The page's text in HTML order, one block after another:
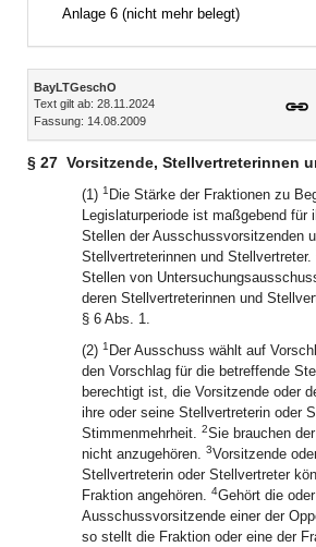
Anlage 6 (nicht mehr belegt)
Inhalt
BayLTGeschO
Text gilt ab: 28.11.2024
Fassung: 14.08.2009
§ 27 Vorsitzende, Stellvertreterinnen
(1) 1 Die Stärke der Fraktionen zu
Legislaturperiode ist maßgebend für
Stellen der Ausschussvorsitzenden
Stellvertreterinnen und Stellvertreter.
Stellen von
deren Stellvertreterinnen und
§ 6 Abs. 1.
(2) 1 Der Ausschuss wählt auf
den Vorschlag für die betreffende
berechtigt ist, die Vorsitzende oder
ihre oder seine Stellvertreterin oder
Stimmenmehrheit. 2Sie brauchen
nicht anzugehören. 3Vorsitzende
Stellvertreterin oder Stellvertreter
Fraktion angehören. 4Gehört die
Ausschussvorsitzende einer der
so stellt die Fraktion oder eine der